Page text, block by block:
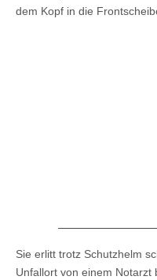
dem Kopf in die
Sie erlitt trotz Schutzhelm
Unfallort von einem Notarzt